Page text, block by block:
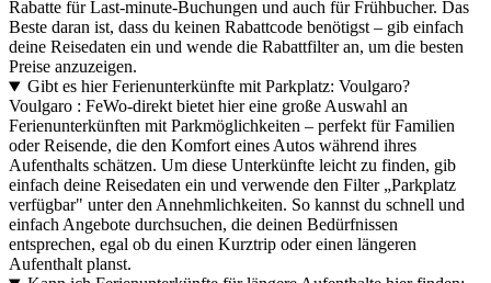
Rabatte für Last-minute-Buchungen und auch für Frühbucher. Das
Beste daran ist, dass du keinen Rabattcode benötigst – gib einfach
deine Reisedaten ein und wende die Rabattfilter an, um die besten
Preise anzuzeigen.
Gibt es hier Ferienunterkünfte mit Parkplatz: Voulgaro?
Voulgaro : FeWo-direkt bietet hier eine große Auswahl an
Ferienunterkünften mit Parkmöglichkeiten – perfekt für Familien
oder Reisende, die den Komfort eines Autos während ihres
Aufenthalts schätzen. Um diese Unterkünfte leicht zu finden, gib
einfach deine Reisedaten ein und verwende den Filter „Parkplatz
verfügbar" unter den Annehmlichkeiten. So kannst du schnell und
einfach Angebote durchsuchen, die deinen Bedürfnissen
entsprechen, egal ob du einen Kurztrip oder einen längeren
Aufenthalt planst.